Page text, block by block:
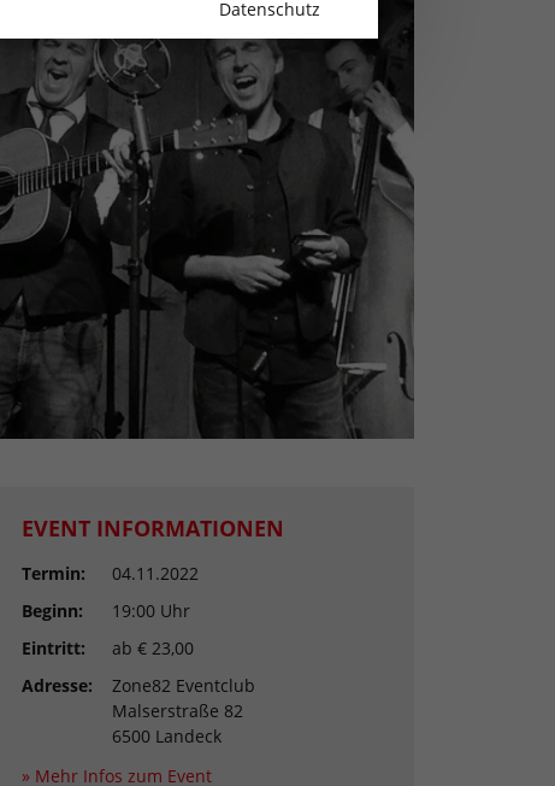
EVENT INFORMATIONEN
Termin:
04.11.2022
Beginn:
19:00 Uhr
Eintritt:
ab € 23,00
Adresse:
Zone82 Eventclub
Malserstraße 82
6500 Landeck
» Mehr Infos zum Event
Datenschutz